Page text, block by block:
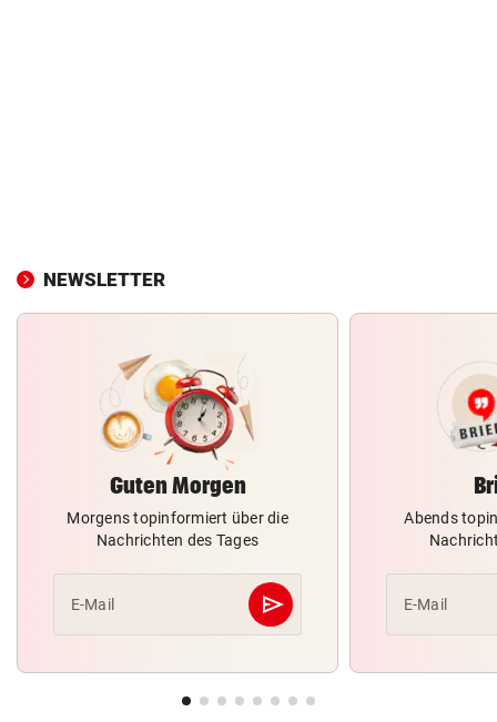
NEWSLETTER
Guten Morgen
Morgens topinformiert über die
Nachrichten des Tages
E-Mail send
Abschicken
Abends
E-Mail